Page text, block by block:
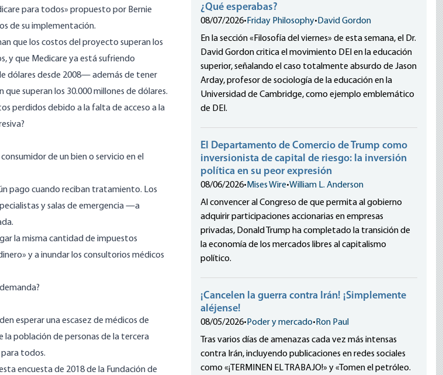
para todos» propuesto por Bernie
de su implementación.
que los costos del proyecto superan los
y que Medicare ya está sufriendo
dólares desde 2008— además de tener
que superan los 30.000 millones de dólares.
perdidos debido a la falta de acceso a la
de un bien o servicio en el
pago cuando reciban tratamiento. Los
y salas de emergencia —a
la misma cantidad de impuestos
y a inundar los consultorios médicos
esperar una escasez de médicos de
la población de personas de la tercera
todos.
encuesta de 2018 de la Fundación de
¿Qué esperabas?
08/07/2026• Friday Philosophy• David Gordon
En la sección «Filosofía del viernes» de esta semana, el Dr.
David Gordon critica el movimiento DEI en la educación
superior, señalando el caso totalmente absurdo de Jason
Arday, profesor de sociología de la educación en la
Universidad de Cambridge, como ejemplo emblemático
de DEI.
El Departamento de Comercio de Trump como
inversionista de capital de riesgo: la inversión
política en su peor expresión
08/06/2026• Mises Wire•William L. Anderson
Al convencer al Congreso de que permita al gobierno
adquirir participaciones accionarias en empresas
privadas, Donald Trump ha completado la transición de
la economía de los mercados libres al capitalismo
político.
¡Cancelen la guerra contra Irán! ¡Simplemente
aléjense!
08/05/2026• Poder y mercado• Ron Paul
Tras varios días de amenazas cada vez más intensas
contra Irán, incluyendo publicaciones en redes sociales
como «¡TERMINEN EL TRABAJO!» y «Tomen el petróleo.